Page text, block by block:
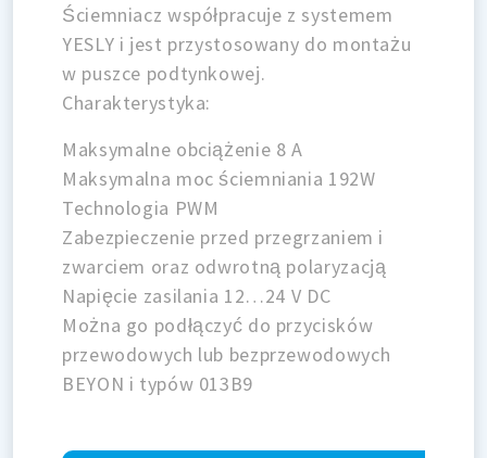
Ściemniacz współpracuje z systemem
YESLY i jest przystosowany do montażu
w puszce podtynkowej.
Charakterystyka:
Maksymalne obciążenie 8 A
Maksymalna moc ściemniania 192W
Technologia PWM
Zabezpieczenie przed przegrzaniem i
zwarciem oraz odwrotną polaryzacją
Napięcie zasilania 12…24 V DC
Można go podłączyć do przycisków
przewodowych lub bezprzewodowych
BEYON i typów 013B9